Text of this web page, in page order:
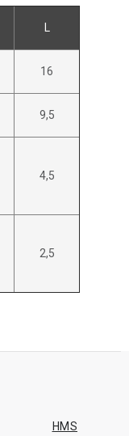
16
9,5
4,5
2,5
HMS